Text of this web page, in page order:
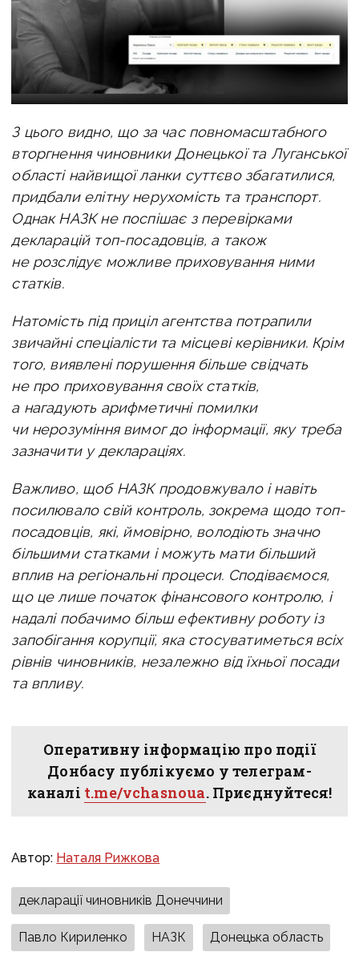
З цього видно, що за час повномасштабного
вторгнення чиновники Донецької та Луганської
області найвищої ланки суттєво збагатилися,
придбали елітну нерухомість та транспорт.
Однак НАЗК не поспішає з перевірками
декларацій топ-посадовців, а також
не розслідує можливе приховування ними
статків.
Натомість під приціл агентства потрапили
звичайні спеціалісти та місцеві керівники. Крім
того, виявлені порушення більше свідчать
не про приховування своїх статків,
а нагадують арифметичні помилки
чи нерозуміння вимог до інформації, яку треба
зазначити у деклараціях.
Важливо, щоб НАЗК продовжувало і навіть
посилювало свій контроль, зокрема щодо топ-
посадовців, які, ймовірно, володіють значно
більшими статками і можуть мати більший
вплив на регіональні процеси. Сподіваємося,
що це лише початок фінансового контролю, і
надалі побачимо більш ефективну роботу із
запобігання корупції, яка стосуватиметься всіх
рівнів чиновників, незалежно від їхньої посади
та впливу.
Оперативну інформацію про події
Донбасу публікуємо у телеграм-
каналі t.me/vchasnoua. Приєднуйтеся!
Автор: Наталя Рижкова
декларації чиновників Донеччини
Павло Кириленко НАЗК Донецька область